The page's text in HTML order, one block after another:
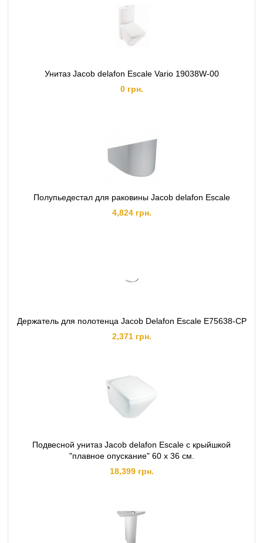
Унитаз Jacob delafon Escale Vario 19038W-00
0 грн.
Полупьедестал для раковины Jacob delafon Escale
4,824 грн.
Держатель для полотенца Jacob Delafon Escale E75638-CP
2,371 грн.
Подвесной унитаз Jacob delafon Escale с крыйшкой
"плавное опускание" 60 х 36 см.
18,399 грн.